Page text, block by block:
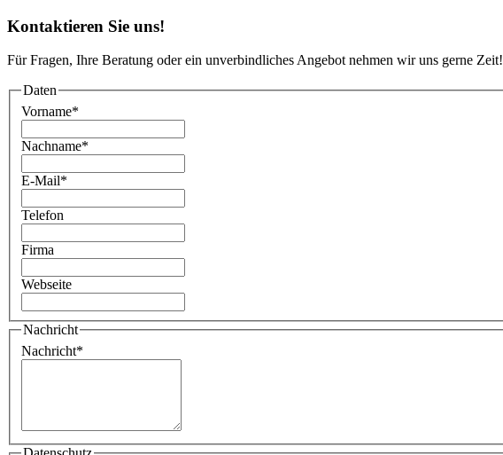
Kontaktieren Sie uns!
Für Fragen, Ihre Beratung oder ein unverbindliches Angebot nehmen wir uns gerne Zeit!
Daten
Vorname*
Nachname*
E-Mail*
Telefon
Firma
Webseite
Nachricht
Nachricht*